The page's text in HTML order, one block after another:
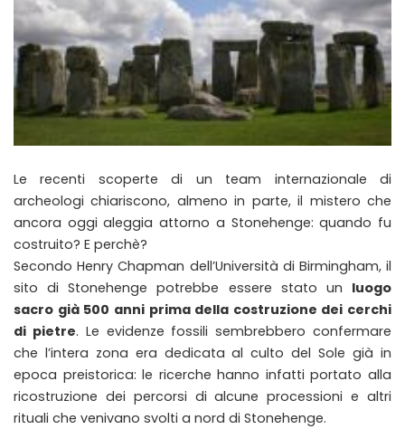
Le recenti scoperte di un team internazionale di
archeologi chiariscono, almeno in parte, il mistero che
ancora oggi aleggia attorno a Stonehenge: quando fu
costruito? E perchè?
Secondo Henry Chapman dell’Università di Birmingham, il
sito di Stonehenge potrebbe essere stato un luogo
sacro già 500 anni prima della costruzione dei cerchi
di pietre. Le evidenze fossili sembrebbero confermare
che l’intera zona era dedicata al culto del Sole già in
epoca preistorica: le ricerche hanno infatti portato alla
ricostruzione dei percorsi di alcune processioni e altri
rituali che venivano svolti a nord di Stonehenge.